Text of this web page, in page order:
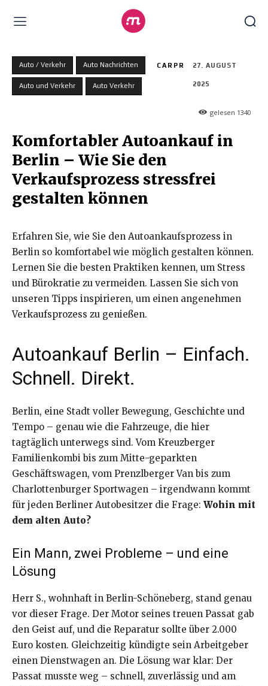
Auto / Verkehr Auto Nachrichten
Auto und Verkehr Auto Verkehr
CARPR 27. AUGUST
2025
gelesen 1340
Komfortabler Autoankauf in
Berlin – Wie Sie den
Verkaufsprozess stressfrei
gestalten können
Erfahren Sie, wie Sie den Autoankaufsprozess in
Berlin so komfortabel wie möglich gestalten können.
Lernen Sie die besten Praktiken kennen, um Stress
und Bürokratie zu vermeiden. Lassen Sie sich von
unseren Tipps inspirieren, um einen angenehmen
Verkaufsprozess zu genießen.
Autoankauf Berlin – Einfach.
Schnell. Direkt.
Berlin, eine Stadt voller Bewegung, Geschichte und
Tempo – genau wie die Fahrzeuge, die hier
tagtäglich unterwegs sind. Vom Kreuzberger
Familienkombi bis zum Mitte-geparkten
Geschäftswagen, vom Prenzlberger Van bis zum
Charlottenburger Sportwagen – irgendwann kommt
für jeden Berliner Autobesitzer die Frage: Wohin mit
dem alten Auto?
Ein Mann, zwei Probleme – und eine
Lösung
Herr S., wohnhaft in Berlin-Schöneberg, stand genau
vor dieser Frage. Der Motor seines treuen Passat gab
den Geist auf, und die Reparatur sollte über 2.000
Euro kosten. Gleichzeitig kündigte sein Arbeitgeber
einen Dienstwagen an. Die Lösung war klar: Der
Passat musste weg – schnell, zuverlässig und am